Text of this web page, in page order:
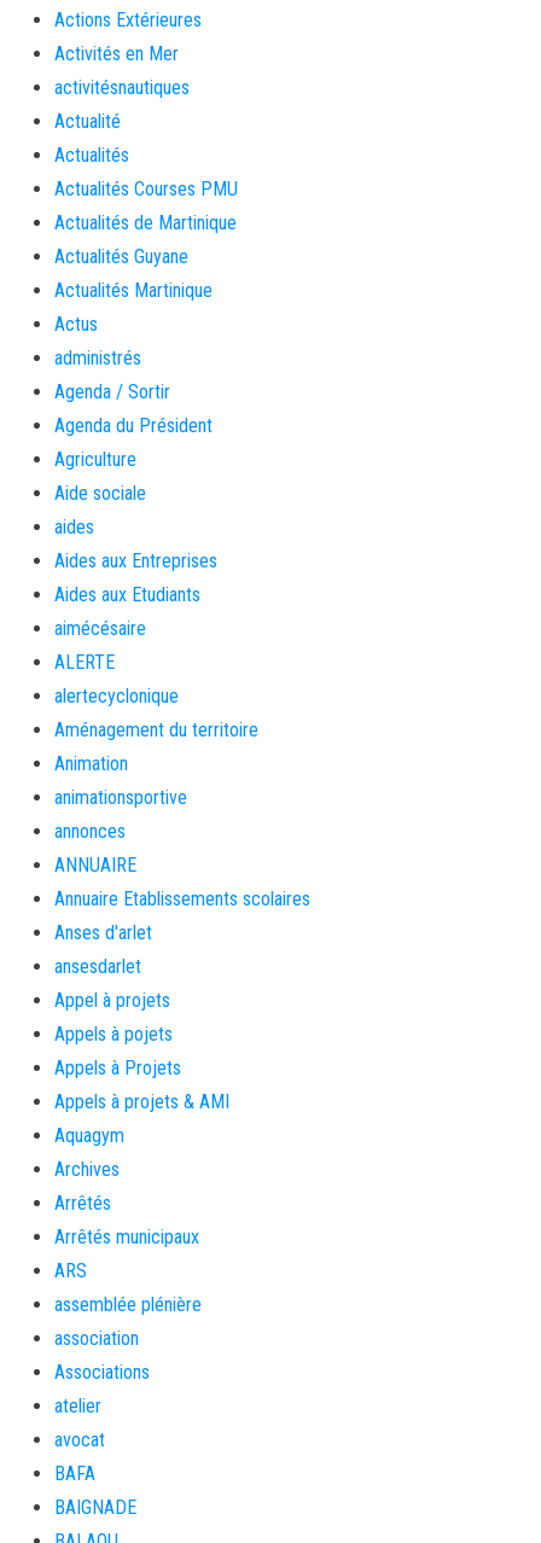
Actions Extérieures
Activités en Mer
activitésnautiques
Actualité
Actualités
Actualités Courses PMU
Actualités de Martinique
Actualités Guyane
Actualités Martinique
Actus
administrés
Agenda / Sortir
Agenda du Président
Agriculture
Aide sociale
aides
Aides aux Entreprises
Aides aux Etudiants
aimécésaire
ALERTE
alertecyclonique
Aménagement du territoire
Animation
animationsportive
annonces
ANNUAIRE
Annuaire Etablissements scolaires
Anses d'arlet
ansesdarlet
Appel à projets
Appels à pojets
Appels à Projets
Appels à projets & AMI
Aquagym
Archives
Arrêtés
Arrêtés municipaux
ARS
assemblée plénière
association
Associations
atelier
avocat
BAFA
BAIGNADE